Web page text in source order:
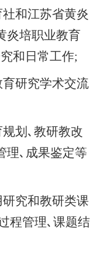
和江苏省黄炎
炎培职业教育
和日常工作;
研究学术交流
划､教研教改
理､成果鉴定等
究和教研类课
程管理､课题结